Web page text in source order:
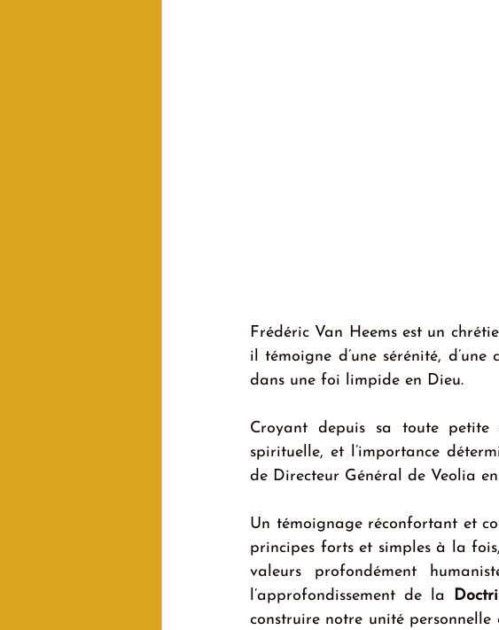
Frédéric Van Heems est un
il témoigne d’une sérénité, d’une
dans une foi limpide en Dieu.
Croyant depuis sa toute
spirituelle, et l’importance
de Directeur Général de Veolia
Un témoignage réconfortant et
principes forts et simples à la
valeurs profondément
l’approfondissement de la
construire notre unité personnelle